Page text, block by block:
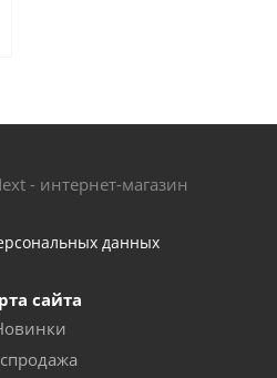
- интернет-магазин
данных
сайта